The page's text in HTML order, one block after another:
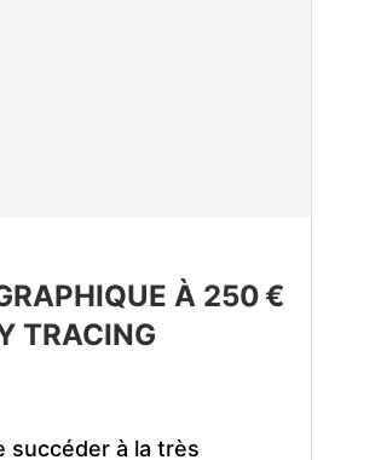
À 250 €
TRACING
succéder à la très